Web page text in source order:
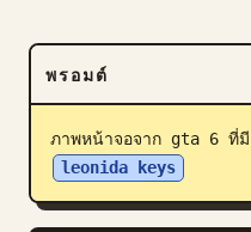
ราคา
ดาวน์โหลด
บล็อก
พรอมต์
ภาพหน้าจอจาก gta 6 ที่มี
leonida keys